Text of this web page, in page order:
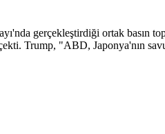
gerçekleştirdiği ortak basın
Trump, "ABD, Japonya'nın